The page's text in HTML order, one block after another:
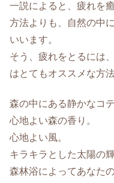
一説によると、疲れを
方法よりも、自然の中
いいます。
そう、疲れをとるには
はとてもオススメな方法
森の中にある静かなコ
心地よい森の香り。
心地よい風。
キラキラとした太陽の輝
森林浴によってあなた